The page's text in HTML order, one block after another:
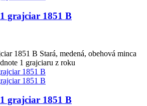
grajciar 1851 B
1851 B Stará, medená, obehová minca
1 grajciaru z roku
grajciar 1851 B